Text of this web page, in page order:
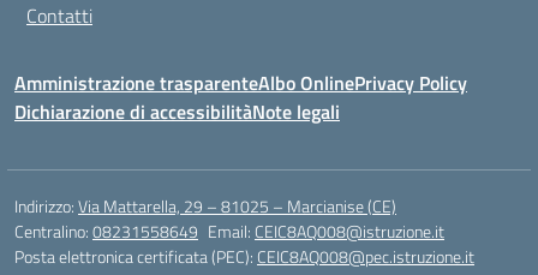
Contatti
Amministrazione trasparenteAlbo OnlinePrivacy Policy
Dichiarazione di accessibilitàNote legali
Indirizzo:Via Mattarella, 29 – 81025 – Marcianise (CE)
Centralino:08231558649 Email: CEIC8AQ008@istruzione.it
Posta elettronica certificata (PEC): CEIC8AQ008@pec.istruzione.it